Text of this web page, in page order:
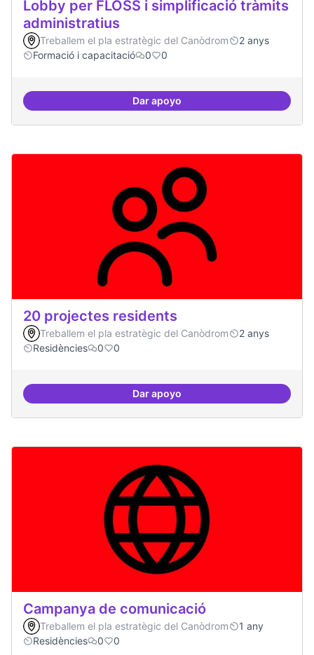
Lobby per FLOSS i simplificació tràmits
administratius
Treballem el pla estratègic del Canòdrom
2 anys
Formació i capacitació
0 0
Dar apoyoLobby per FLOSS i
20 projectes residents
Treballem el pla estratègic del Canòdrom
2 anys
Residències
0 0
Dar apoyo20 projectes residents
Campanya de comunicació
Treballem el pla estratègic del Canòdrom
1 any
Residències
0 0